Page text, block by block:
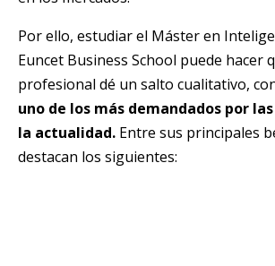
Por ello, estudiar el Máster en
Euncet Business School puede hacer
profesional dé un salto cualitativo,
uno de los más demandados por
la actualidad. Entre sus principales
destacan los siguientes: